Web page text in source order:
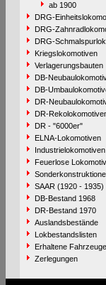
ab 1900
DRG-
DRG-
DRG-Schmalspurlok.
Kriegslokomotiven
Verlagerungsbauten
DB-
DB-
DR-
DR-
DR - "6000er"
ELNA-Lokomotiven
Industrielokomotiven
Feuerlose
SAAR (1920 - 1935)
DB-Bestand 1968
DR-Bestand 1970
Auslandsbestände
Lokbestandslisten
Erhaltene Fahrzeuge
Zerlegungen